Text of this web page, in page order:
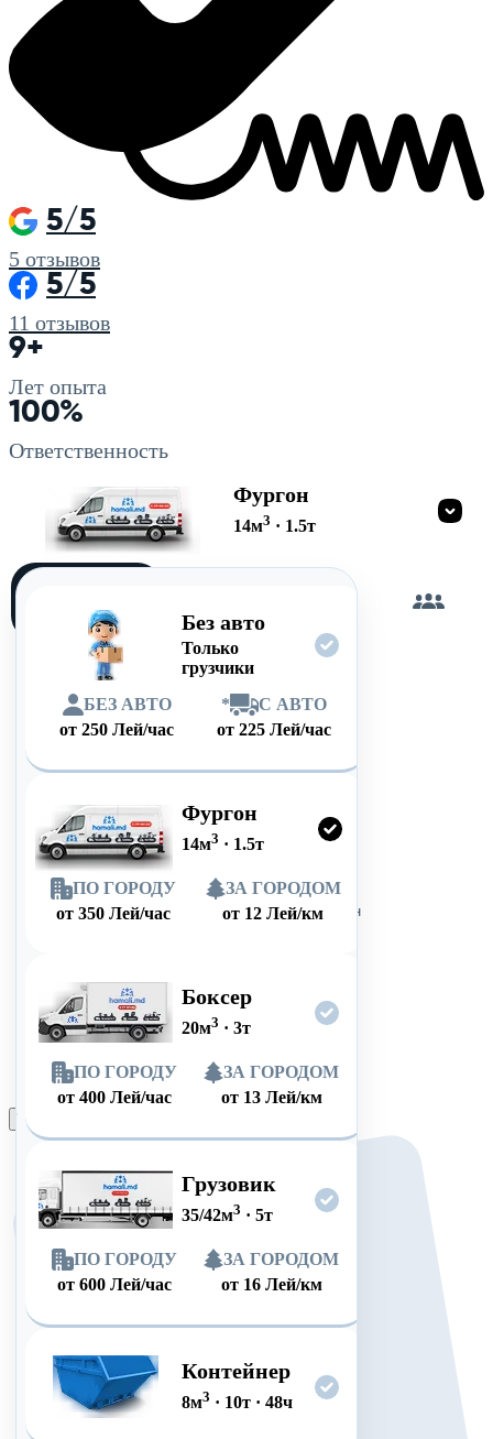
5/5
5 отзывов
5/5
11 отзывов
9+
Лет опыта
100%
Ответственность
Фургон
14м3 · 1.5т
Без авто
Только
грузчики
БЕЗ АВТО
от250 Лей/час
*
С АВТО
от 225 Лей/час
Фургон
14м3 · 1.5т
ПО ГОРОДУ
от 350 Лей/час
ЗА ГОРОДОМ
от 12 Лей/км
Боксер
20м3 · 3т
ПО ГОРОДУ
от 400 Лей/час
ЗА ГОРОДОМ
от 13 Лей/км
Грузовик
35/42м3 · 5т
ПО ГОРОДУ
от 600 Лей/час
ЗА ГОРОДОМ
от 16 Лей/км
Контейнер
8м3 · 10т· 48ч
Оформить заказ